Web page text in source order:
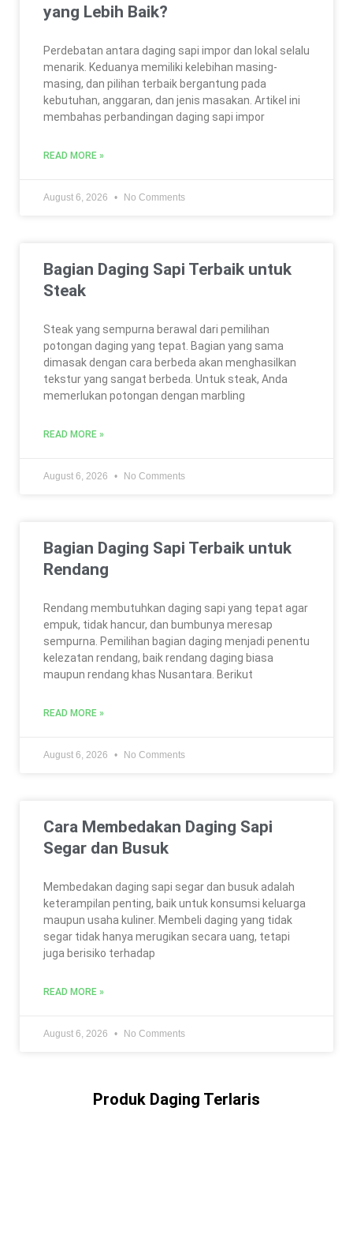
yang Lebih Baik?
Perdebatan antara daging sapi impor dan lokal selalu
menarik. Keduanya memiliki kelebihan masing-
masing, dan pilihan terbaik bergantung pada
kebutuhan, anggaran, dan jenis masakan. Artikel ini
membahas perbandingan daging sapi impor
READ MORE »
August 6, 2026 No Comments
Bagian Daging Sapi Terbaik untuk
Steak
Steak yang sempurna berawal dari pemilihan
potongan daging yang tepat. Bagian yang sama
dimasak dengan cara berbeda akan menghasilkan
tekstur yang sangat berbeda. Untuk steak, Anda
memerlukan potongan dengan marbling
READ MORE »
August 6, 2026 No Comments
Bagian Daging Sapi Terbaik untuk
Rendang
Rendang membutuhkan daging sapi yang tepat agar
empuk, tidak hancur, dan bumbunya meresap
sempurna. Pemilihan bagian daging menjadi penentu
kelezatan rendang, baik rendang daging biasa
maupun rendang khas Nusantara. Berikut
READ MORE »
August 6, 2026 No Comments
Cara Membedakan Daging Sapi
Segar dan Busuk
Membedakan daging sapi segar dan busuk adalah
keterampilan penting, baik untuk konsumsi keluarga
maupun usaha kuliner. Membeli daging yang tidak
segar tidak hanya merugikan secara uang, tetapi
juga berisiko terhadap
READ MORE »
August 6, 2026 No Comments
Produk Daging Terlaris